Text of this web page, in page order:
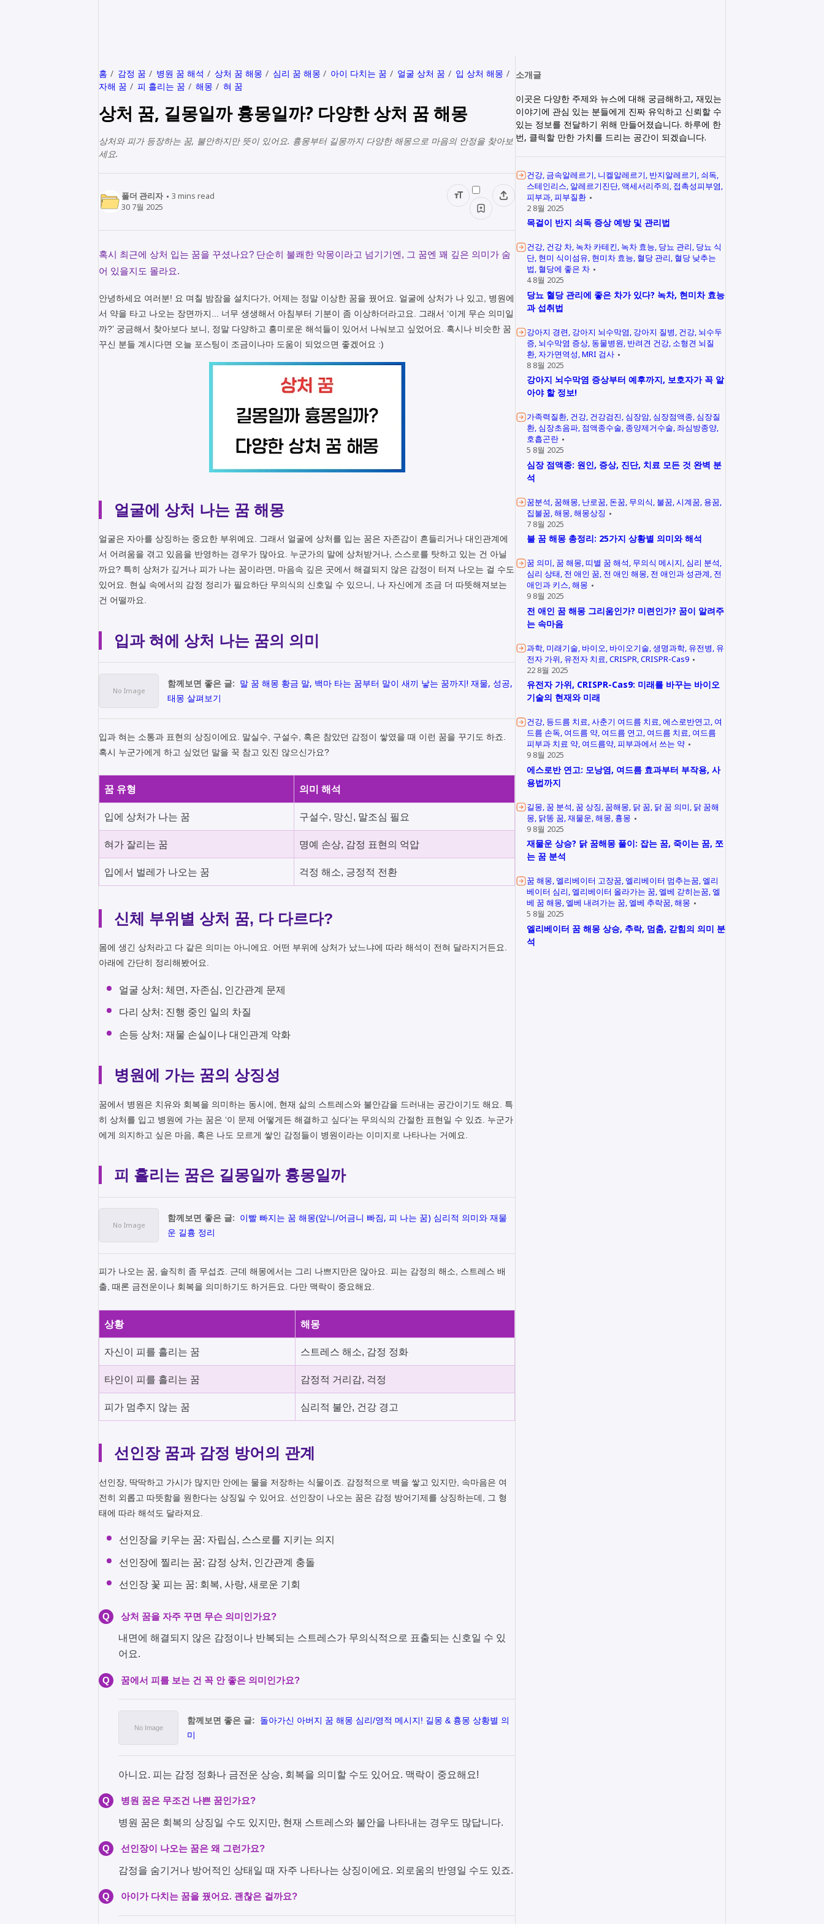
홈 감정 꿈 병원 꿈 해석 상처 꿈 해몽 심리 꿈 해몽 아이 다치는 꿈 얼굴 상처 꿈
입 상처 해몽
자해 꿈
피 흘리는 꿈 해몽 혀 꿈
상처 꿈, 길몽일까 흉몽일까? 다양한 상처 꿈 해몽
상처와 피가 등장하는 꿈, 불안하지만 뜻이 있어요. 흉몽부터 길몽까지 다양한 해몽으로 마음의 안정을 찾아보
세요.
폴더 관리자 3 mins read
30 7월 2025
혹시 최근에 상처 입는 꿈을 꾸셨나요? 단순히 불쾌한 악몽이라고 넘기기엔, 그 꿈엔 꽤 깊은 의미가 숨
어 있을지도 몰라요.
안녕하세요 여러분! 요 며칠 밤잠을 설치다가, 어제는 정말 이상한 꿈을 꿨어요. 얼굴에 상처가 나 있고, 병원에
서 약을 타고 나오는 장면까지... 너무 생생해서 아침부터 기분이 좀 이상하더라고요. 그래서 ‘이게 무슨 의미일
까?’ 궁금해서 찾아보다 보니, 정말 다양하고 흥미로운 해석들이 있어서 나눠보고 싶었어요. 혹시나 비슷한 꿈
꾸신 분들 계시다면 오늘 포스팅이 조금이나마 도움이 되었으면 좋겠어요 :)
얼굴에 상처 나는 꿈 해몽
얼굴은 자아를 상징하는 중요한 부위예요. 그래서 얼굴에 상처를 입는 꿈은 자존감이 흔들리거나 대인관계에
서 어려움을 겪고 있음을 반영하는 경우가 많아요. 누군가의 말에 상처받거나, 스스로를 탓하고 있는 건 아닐
까요? 특히 상처가 깊거나 피가 나는 꿈이라면, 마음속 깊은 곳에서 해결되지 않은 감정이 터져 나오는 걸 수도
있어요. 현실 속에서의 감정 정리가 필요하단 무의식의 신호일 수 있으니, 나 자신에게 조금 더 따뜻해져보는
건 어떨까요.
입과 혀에 상처 나는 꿈의 의미
함께보면 좋은 글: 말 꿈 해몽 황금 말, 백마 타는 꿈부터 말이 새끼 낳는 꿈까지! 재물, 성공,
태몽 살펴보기
입과 혀는 소통과 표현의 상징이에요. 말실수, 구설수, 혹은 참았던 감정이 쌓였을 때 이런 꿈을 꾸기도 하죠.
혹시 누군가에게 하고 싶었던 말을 꾹 참고 있진 않으신가요?
꿈 유형 의미 해석
입에 상처가 나는 꿈 구설수, 망신, 말조심 필요
혀가 잘리는 꿈 명예 손상, 감정 표현의 억압
입에서 벌레가 나오는 꿈 걱정 해소, 긍정적 전환
신체 부위별 상처 꿈, 다 다르다?
몸에 생긴 상처라고 다 같은 의미는 아니에요. 어떤 부위에 상처가 났느냐에 따라 해석이 전혀 달라지거든요.
아래에 간단히 정리해봤어요.
얼굴 상처: 체면, 자존심, 인간관계 문제
다리 상처: 진행 중인 일의 차질
손등 상처: 재물 손실이나 대인관계 악화
병원에 가는 꿈의 상징성
꿈에서 병원은 치유와 회복을 의미하는 동시에, 현재 삶의 스트레스와 불안감을 드러내는 공간이기도 해요. 특
히 상처를 입고 병원에 가는 꿈은 ‘이 문제 어떻게든 해결하고 싶다’는 무의식의 간절한 표현일 수 있죠. 누군가
에게 의지하고 싶은 마음, 혹은 나도 모르게 쌓인 감정들이 병원이라는 이미지로 나타나는 거예요.
피 흘리는 꿈은 길몽일까 흉몽일까
함께보면 좋은 글: 이빨 빠지는 꿈 해몽(앞니/어금니 빠짐, 피 나는 꿈) 심리적 의미와 재물
운 길흉 정리
피가 나오는 꿈, 솔직히 좀 무섭죠. 근데 해몽에서는 그리 나쁘지만은 않아요. 피는 감정의 해소, 스트레스 배
출, 때론 금전운이나 회복을 의미하기도 하거든요. 다만 맥락이 중요해요.
상황 해몽
자신이 피를 흘리는 꿈 스트레스 해소, 감정 정화
타인이 피를 흘리는 꿈 감정적 거리감, 걱정
피가 멈추지 않는 꿈 심리적 불안, 건강 경고
선인장 꿈과 감정 방어의 관계
선인장, 딱딱하고 가시가 많지만 안에는 물을 저장하는 식물이죠. 감정적으로 벽을 쌓고 있지만, 속마음은 여
전히 외롭고 따뜻함을 원한다는 상징일 수 있어요. 선인장이 나오는 꿈은 감정 방어기제를 상징하는데, 그 형
태에 따라 해석도 달라져요.
선인장을 키우는 꿈: 자립심, 스스로를 지키는 의지
선인장에 찔리는 꿈: 감정 상처, 인간관계 충돌
선인장 꽃 피는 꿈: 회복, 사랑, 새로운 기회
Q 상처 꿈을 자주 꾸면 무슨 의미인가요?
내면에 해결되지 않은 감정이나 반복되는 스트레스가 무의식적으로 표출되는 신호일 수 있
어요.
Q 꿈에서 피를 보는 건 꼭 안 좋은 의미인가요?
함께보면 좋은 글:
돌아가신 아버지 꿈 해몽 심리/영적 메시지! 길몽 & 흉몽 상황별 의
미
아니요. 피는 감정 정화나 금전운 상승, 회복을 의미할 수도 있어요. 맥락이 중요해요!
Q 병원 꿈은 무조건 나쁜 꿈인가요?
병원 꿈은 회복의 상징일 수도 있지만, 현재 스트레스와 불안을 나타내는 경우도 많답니다.
Q 선인장이 나오는 꿈은 왜 그런가요?
감정을 숨기거나 방어적인 상태일 때 자주 나타나는 상징이에요. 외로움의 반영일 수도 있죠.
Q 아이가 다치는 꿈을 꿨어요. 괜찮은 걸까요?
소개글
이곳은 다양한 주제와 뉴스에 대해 궁금해하고, 재밌는
이야기에 관심 있는 분들에게 진짜 유익하고 신뢰할 수
있는 정보를 전달하기 위해 만들어졌습니다. 하루에 한
번, 클릭할 만한 가치를 드리는 공간이 되겠습니다.
건강 금속알레르기 니켈알레르기 반지알레르기 쇠독
스테인리스 알레르기진단 액세서리주의 접촉성피부염
피부과 피부질환
2 8월 2025
목걸이 반지 쇠독 증상 예방 및 관리법
건강 건강 차 녹차 카테킨 녹차 효능 당뇨 관리 당뇨 식
단 현미 식이섬유 현미차 효능 혈당 관리 혈당 낮추는
법 혈당에 좋은 차
4 8월 2025
당뇨 혈당 관리에 좋은 차가 있다? 녹차, 현미차 효능
과 섭취법
강아지 경련 강아지 뇌수막염 강아지 질병 건강 뇌수두
증 뇌수막염 증상 동물병원 반려견 건강 소형견 뇌질
환 자가면역성 MRI 검사
8 8월 2025
강아지 뇌수막염 증상부터 예후까지, 보호자가 꼭 알
아야 할 정보!
가족력질환 건강 건강검진 심장암 심장점액종 심장질
환 심장초음파 점액종수술 종양제거수술 좌심방종양
호흡곤란
5 8월 2025
심장 점액종: 원인, 증상, 진단, 치료 모든 것 완벽 분
석
꿈분석 꿈해몽 난로꿈 돈꿈 무의식 불꿈 시계꿈 용꿈
집불꿈 해몽 해몽상징
7 8월 2025
불 꿈 해몽 총정리: 25가지 상황별 의미와 해석
꿈 의미 꿈 해몽 띠별 꿈 해석 무의식 메시지 심리 분석
심리 상태 전 애인 꿈 전 애인 해몽 전 애인과 성관계 전
애인과 키스 해몽
9 8월 2025
전 애인 꿈 해몽 그리움인가? 미련인가? 꿈이 알려주
는 속마음
과학 미래기술 바이오 바이오기술 생명과학 유전병 유
전자 가위 유전자 치료 CRISPR CRISPR-Cas9
22 8월 2025
유전자 가위, CRISPR-Cas9: 미래를 바꾸는 바이오
기술의 현재와 미래
건강 등드름 치료 사춘기 여드름 치료 에스로반연고 여
드름 손독 여드름 약 여드름 연고 여드름 치료 여드름
피부과 치료 약 여드름약 피부과에서 쓰는 약
9 8월 2025
에스로반 연고: 모낭염, 여드름 효과부터 부작용, 사
용법까지
길몽 꿈 분석 꿈 상징 꿈해몽 닭 꿈 닭 꿈 의미 닭 꿈해
몽 닭똥 꿈 재물운 해몽 흉몽
9 8월 2025
재물운 상승? 닭 꿈해몽 풀이: 잡는 꿈, 죽이는 꿈, 쪼
는 꿈 분석
꿈 해몽 엘리베이터 고장꿈 엘리베이터 멈추는꿈 엘리
베이터 심리 엘리베이터 올라가는 꿈 엘베 갇히는꿈 엘
베 꿈 해몽 엘베 내려가는 꿈 엘베 추락꿈 해몽
5 8월 2025
엘리베이터 꿈 해몽 상승, 추락, 멈춤, 갇힘의 의미 분
석